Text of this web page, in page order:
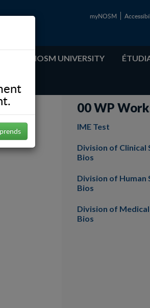
myNOSM
ABOUT NOSM UNIVERSITY
00 WP
IME Test
Division of Clinical
Bios
Division of Human
Bios
Division of
Bios